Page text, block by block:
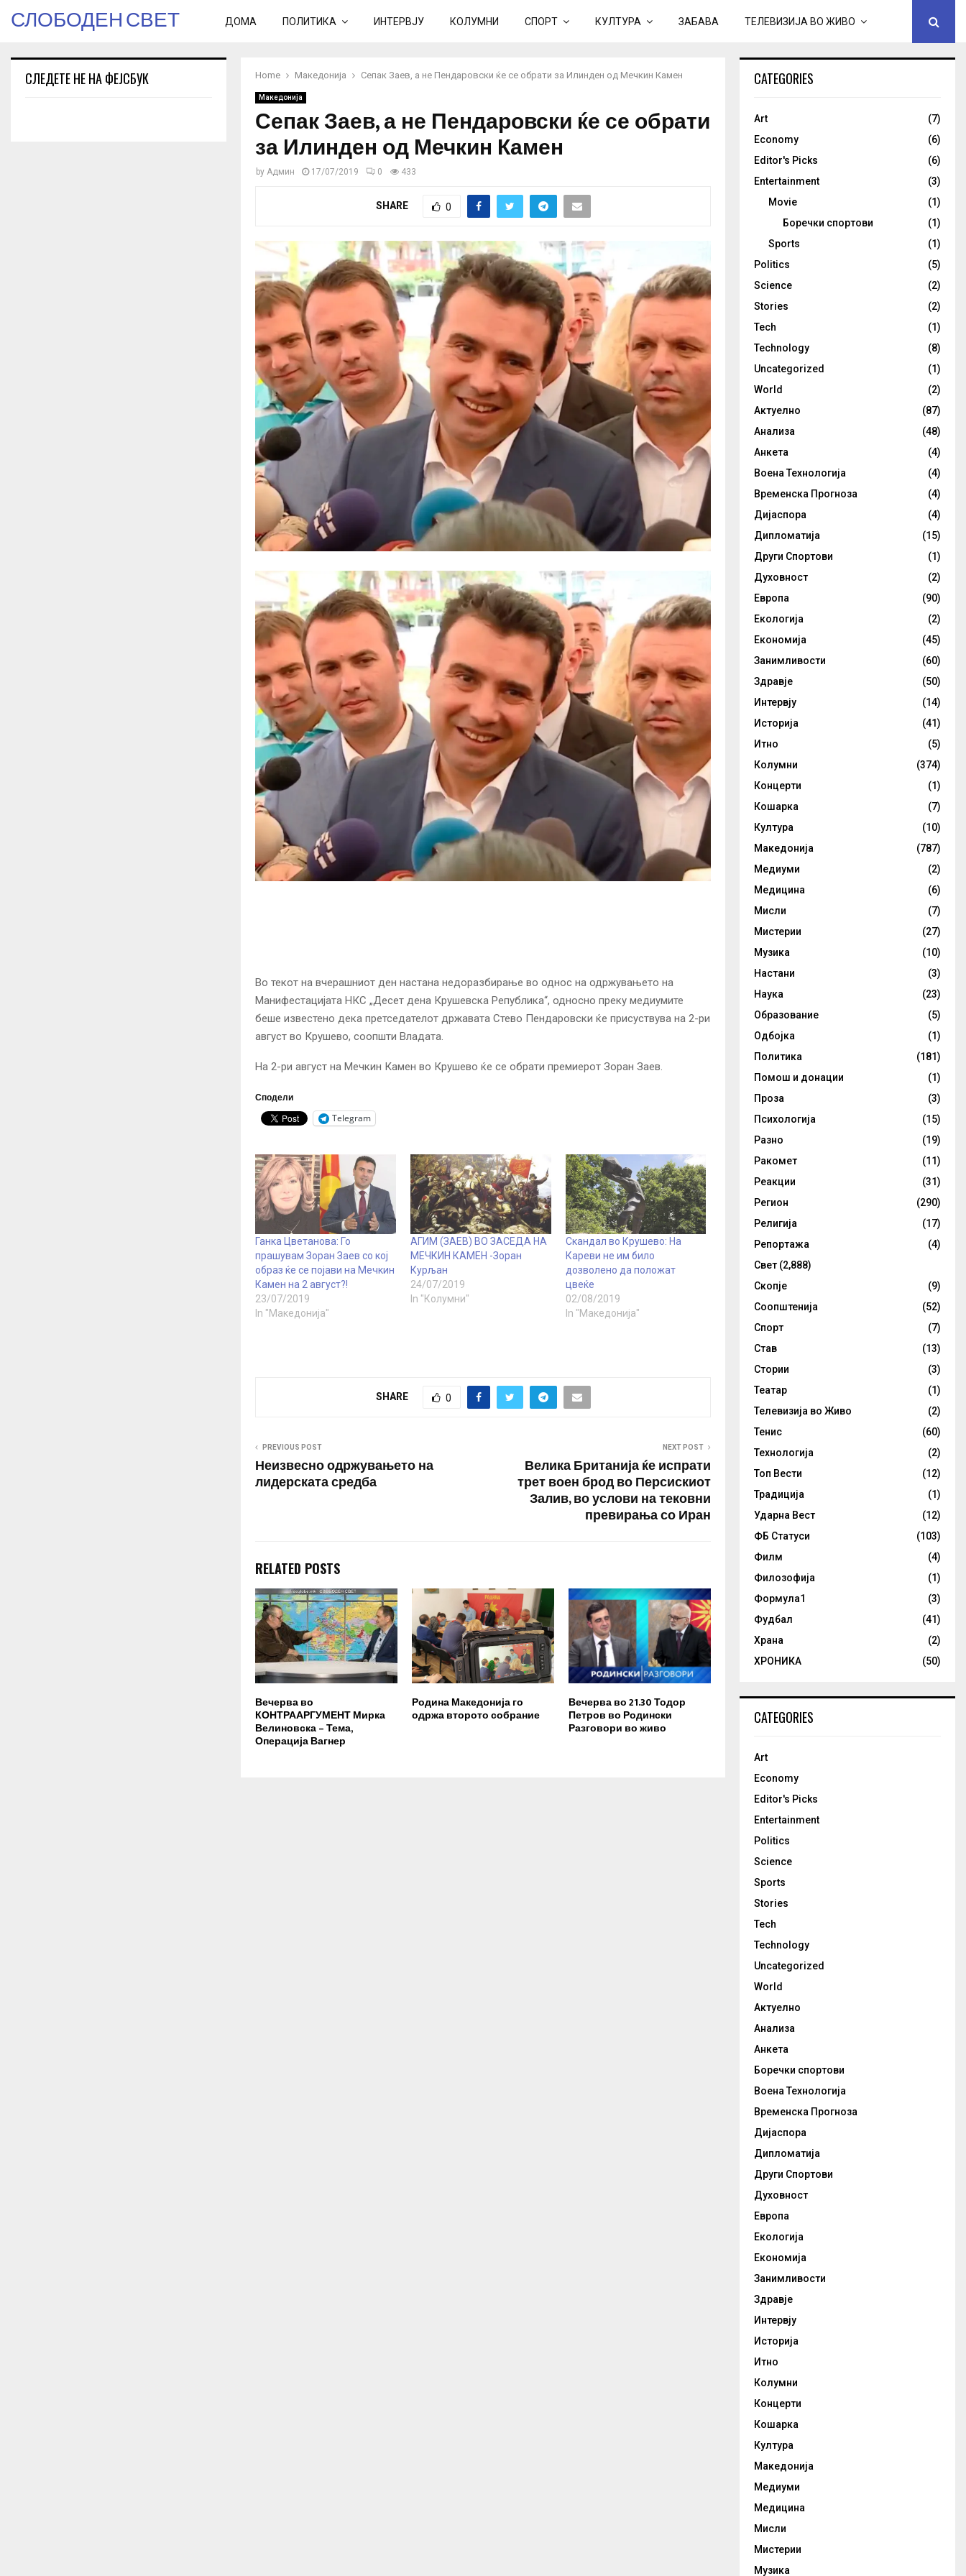
СЛОБОДЕН СВЕТ ДОМА ПОЛИТИКА ИНТЕРВЈУ КОЛУМНИ СПОРТ КУЛТУРА ЗАБАВА ТЕЛЕВИЗИЈА ВО ЖИВО
Home Македонија Сепак Заев, а не Пендаровски ќе се обрати за Илинден од Мечкин Камен
Македонија
Сепак Заев, а не Пендаровски ќе се обрати
за Илинден од Мечкин Камен
by Админ 17/07/2019 0 433
SHARE 0
Во текот на вчерашниот ден настана недоразбирање во однос на одржувањето на
Манифестацијата НКС „Десет дена Крушевска Република“, односно преку медиумите
беше известено дека претседателот државата Стево Пендаровски ќе присуствува на 2-ри
август во Крушево, соопшти Владата.
На 2-ри август на Мечкин Камен во Крушево ќе се обрати премиерот Зоран Заев.
Сподели
Telegram
Ганка Цветанова: Го
прашувам Зоран Заев со кој
образ ќе се појави на Мечкин
Камен на 2 август?!
23/07/2019
In "Македонија"
АГИМ (ЗАЕВ) ВО ЗАСЕДА НА
МЕЧКИН КАМЕН -Зоран
Курљан
24/07/2019
In "Колумни"
Скандал во Крушево: На
Кареви не им било
дозволено да положат
цвеќе
02/08/2019
In "Македонија"
SHARE 0
PREVIOUS POST
Неизвесно одржувањето на
лидерската средба
NEXT POST
Велика Британија ќе испрати
трет воен брод во Персискиот
Залив, во услови на тековни
превирања со Иран
RELATED POSTS
Вечерва во
КОНТРААРГУМЕНТ Мирка
Велиновска – Тема,
Операција Вагнер
Родина Македонија го
одржа второто собрание
Вечерва во 21.30 Тодор
Петров во Родински
Разговори во живо
СЛЕДЕТЕ НЕ НА ФЕЈСБУК CATEGORIES
Art
(7)
Economy
(6)
Editor's Picks
(6)
Entertainment
(3)
Movie
(1)
Боречки спортови
(1)
Sports
(1)
Politics
(5)
Science
(2)
Stories
(2)
Tech
(1)
Technology
(8)
Uncategorized
(1)
World
(2)
Актуелно
(87)
Анализа
(48)
Анкета
(4)
Воена Технологија
(4)
Временска Прогноза
(4)
Дијаспора
(4)
Дипломатија
(15)
Други Спортови
(1)
Духовност
(2)
Европа
(90)
Екологија
(2)
Економија
(45)
Занимливости
(60)
Здравје
(50)
Интервју
(14)
Историја
(41)
Итно
(5)
Колумни
(374)
Концерти
(1)
Кошарка
(7)
Култура
(10)
Македонија
(787)
Медиуми
(2)
Медицина
(6)
Мисли
(7)
Мистерии
(27)
Музика
(10)
Настани
(3)
Наука
(23)
Образование
(5)
Одбојка
(1)
Политика
(181)
Помош и донации
(1)
Проза
(3)
Психологија
(15)
Разно
(19)
Ракомет
(11)
Реакции
(31)
Регион
(290)
Религија
(17)
Репортажа
(4)
Свет (2,888)
Скопје
(9)
Соопштенија
(52)
Спорт
(7)
Став
(13)
Стории
(3)
Театар
(1)
Телевизија во Живо
(2)
Тенис
(60)
Технологија
(2)
Топ Вести
(12)
Традиција
(1)
Ударна Вест
(12)
ФБ Статуси
(103)
Филм
(4)
Филозофија
(1)
Формула1
(3)
Фудбал
(41)
Храна
(2)
ХРОНИКА
(50)
CATEGORIES
Art
Economy
Editor's Picks
Entertainment
Politics
Science
Sports
Stories
Tech
Technology
Uncategorized
World
Актуелно
Анализа
Анкета
Боречки спортови
Воена Технологија
Временска Прогноза
Дијаспора
Дипломатија
Други Спортови
Духовност
Европа
Екологија
Економија
Занимливости
Здравје
Интервју
Историја
Итно
Колумни
Концерти
Кошарка
Култура
Македонија
Медиуми
Медицина
Мисли
Мистерии
Музика